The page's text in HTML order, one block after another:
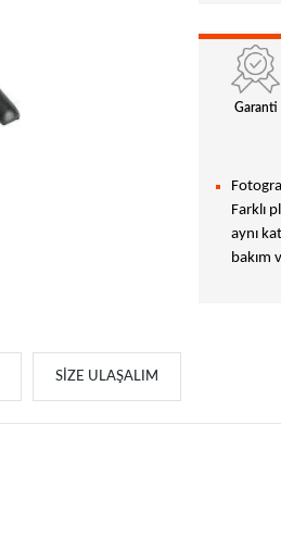
Garanti
Farklı
aynı
bakım
SIZE ULAŞALIM